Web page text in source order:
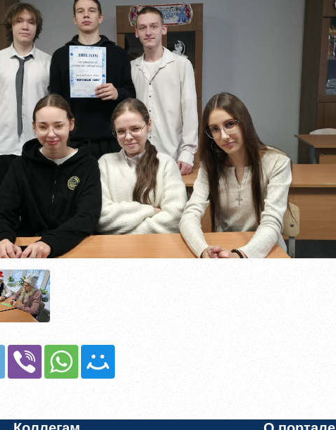
персональных данных
материалов, размещённых на портале.
Зарегистрироваться
Уже зарегистрированы?Войти